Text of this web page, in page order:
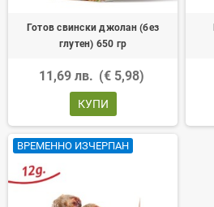
Готов свински джолан (без
глутен) 650 гр
11,69 лв. (€ 5,98)
КУПИ
ВРЕМЕННО ИЗЧЕРПАН